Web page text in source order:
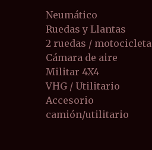
Neumático
Ruedas y Llantas
2 ruedas / motocicleta
Cámara de aire
Militar 4X4
VHG / Utilitario
Accesorio
camión/utilitario